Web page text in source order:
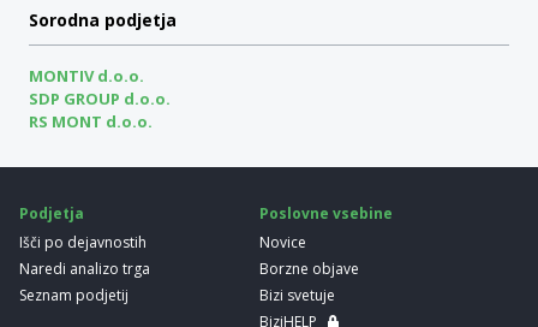
Sorodna podjetja
MONTIV d.o.o.
SDP GROUP d.o.o.
RS MONT d.o.o.
Podjetja
Išči po dejavnostih
Naredi analizo trga
Seznam podjetij
Poslovne vsebine
Novice
Borzne objave
Bizi svetuje
BiziHELP